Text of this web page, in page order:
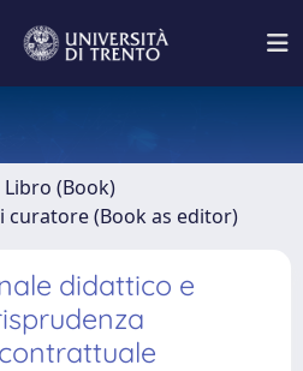
Libro (Book)
curatore (Book as editor)
didattico e